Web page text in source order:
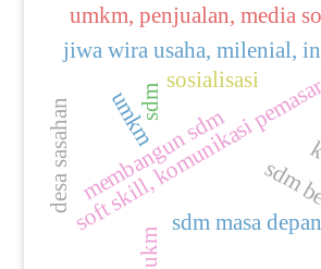
soft skill, komunikasi
jiwa wira usaha, milenial,
sdm
sdm
sdm masa depan
membangun sdm
umkm, penjualan, media
desa sasahan
ukm
umkm
sosialisasi